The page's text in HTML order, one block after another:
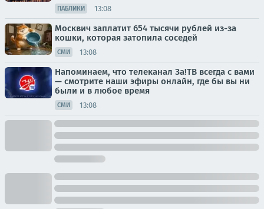
ПАБЛИКИ 13:08
Москвич заплатит 654 тысячи рублей из-за
кошки, которая затопила соседей
СМИ 13:08
Напоминаем, что телеканал За!ТВ всегда с вами
— смотрите наши эфиры онлайн, где бы вы ни
были и в любое время
СМИ 13:08